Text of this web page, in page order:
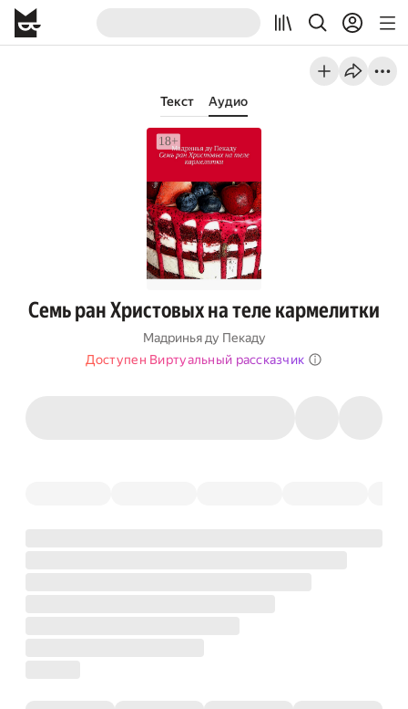
Текст Аудио
Семь ран Христовых на теле кармелитки
Мадринья ду Пекаду
Доступен Виртуальный рассказчик